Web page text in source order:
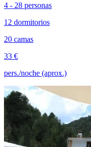
4 - 28 personas
12 dormitorios
20 camas
33 €
pers./noche (aprox.)